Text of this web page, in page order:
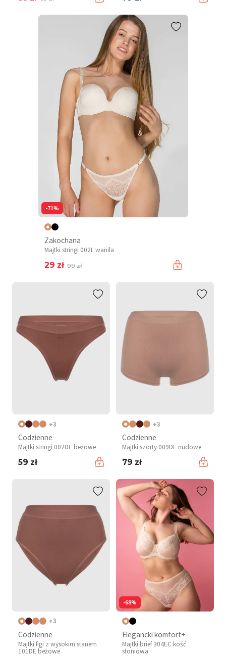
-71%
Zakochana
Majtki stringi 002L wanila
29 zł 99 zł
+3
Codzienne
Majtki stringi 002DE beżowe
59 zł
+3
Codzienne
Majtki szorty 009DE nudowe
79 zł
+3
Codzienne
Majtki figi z wysokim stanem
101DE beżowe
-68%
Elegancki komfort+
Majtki brief 304EC kość
słoniowa